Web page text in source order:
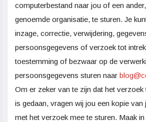
computerbestand naar jou of een
genoemde organisatie, te sturen. Je
inzage, correctie, verwijdering,
persoonsgegevens of verzoek tot
toestemming of bezwaar op de
persoonsgegevens sturen naar
Om er zeker van te zijn dat het
is gedaan, vragen wij jou een kopie van
met het verzoek mee te sturen. Maak